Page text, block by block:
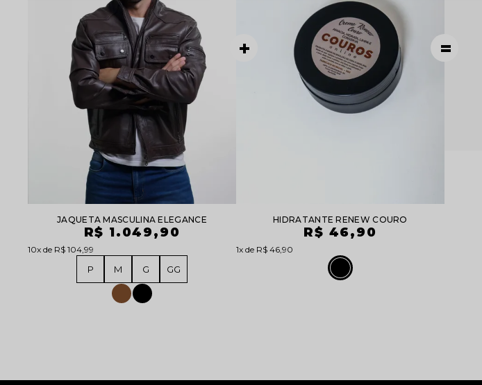
JAQUETA MASCULINA ELEGANCE
R$ 1.049,90
10x R$ 104,99
P M G GG
HIDRATANTE RENEW COURO
R$ 46,90
1x R$ 46,90